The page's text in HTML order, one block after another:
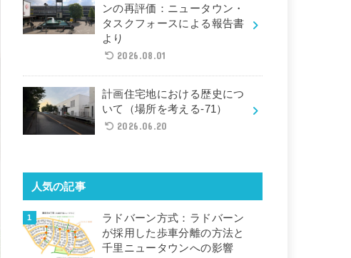
ンの再評価：ニュータウン・
タスクフォースによる報告書
より
2026.08.01
計画住宅地における歴史につ
いて（場所を考える-71）
2026.06.20
人気の記事
ラドバーン方式：ラドバーン
が採用した歩車分離の方法と
千里ニュータウンへの影響